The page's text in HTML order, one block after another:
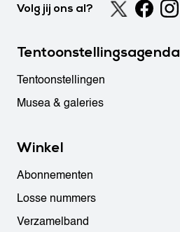
Volg jij ons al?
Tentoonstellingsagenda
Tentoonstellingen
Musea & galeries
Winkel
Abonnementen
Losse nummers
Verzamelband